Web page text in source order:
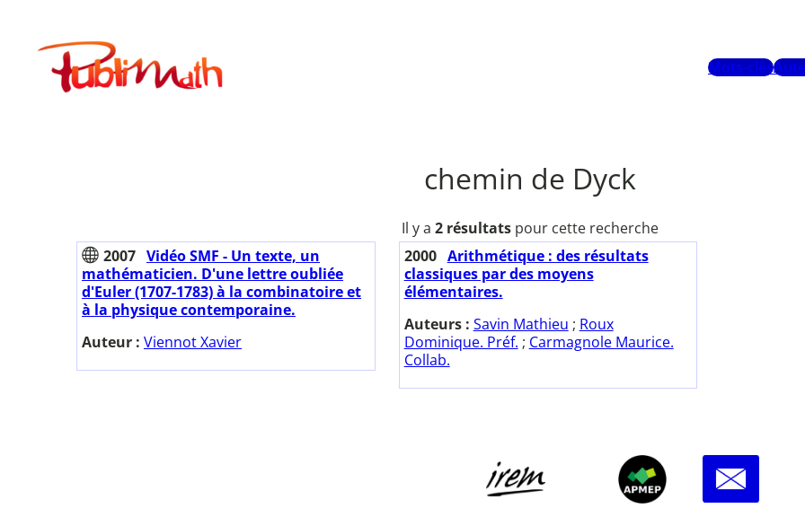
contenuPublimath
Mots-clés
chemin de Dyck
Il y a 2 résultats pour cette recherche
2007 Vidéo SMF - Un texte, un
mathématicien. D'une lettre oubliée
d'Euler (1707-1783) à la combinatoire et
à la physique contemporaine.
Auteur : Viennot Xavier
2000 Arithmétique : des résultats
classiques par des moyens
élémentaires.
Auteurs : Savin Mathieu ; Roux
Dominique. Préf. ; Carmagnole Maurice.
Collab.